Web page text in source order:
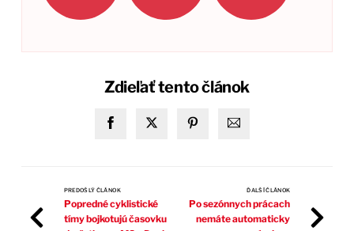
Zdieľať tento článok
PREDOŠLÝ ČLÁNOK
Popredné cyklistické
tímy bojkotujú časovku
ĎALŠÍ ČLÁNOK
Po sezónnych prácach
nemáte automaticky